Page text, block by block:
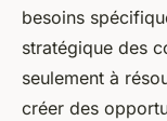
besoins
stratégique des
seulement à
créer des